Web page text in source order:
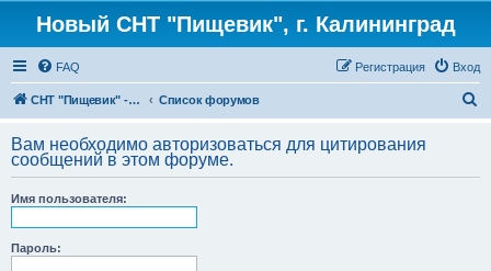
Новый СНТ "Пищевик", г. Калининград
FAQ Вход
Регистрация
СНТ "Пищевик" - возвращение на Главную страницу Список форумов
с
Вам необходимо авторизоваться для цитирования
сообщений в этом форуме.
Имя пользователя:
Пароль: